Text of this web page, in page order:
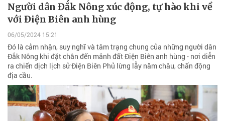
Người dân Đắk Nông xúc động, tự hào khi về
với Điện Biên anh hùng
06/05/2024 15:21
Đó là cảm nhận, suy nghĩ và tâm trạng chung của những người dân
Đắk Nông khi đặt chân đến mảnh đất Điện Biên anh hùng - nơi diễn
ra chiến dịch lịch sử Điện Biên Phủ lừng lẫy năm châu, chấn động
địa cầu.